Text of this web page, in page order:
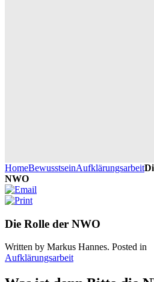
HomeBewusstseinAufklärungsarbeit
NWO
Die Rolle der NWO
Written by Markus Hannes. Posted in
Aufklärungsarbeit